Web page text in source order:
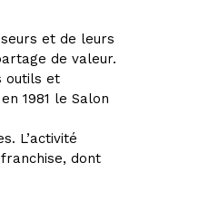
et de leurs
de valeur.
outils et
1981 le Salon
L’activité
dont